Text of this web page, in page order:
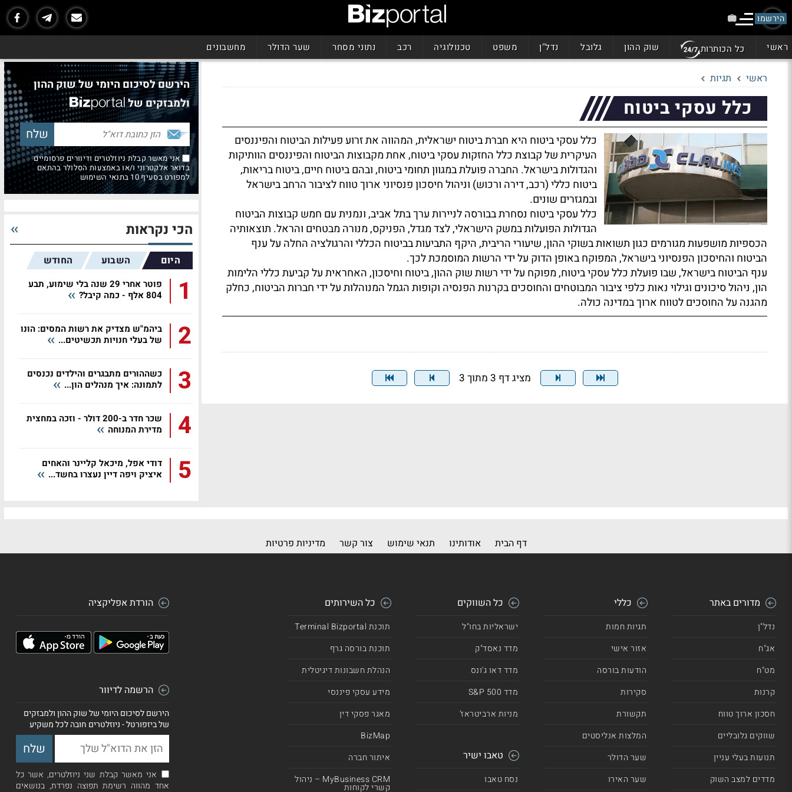
הירשמו
ראשי כל הכותרות שוק ההון גלובל נדל"ן משפט טכנולוגיה רכב נתוני מסחר שער הדולר מחשבונים
ראשי תגיות
כלל עסקי ביטוח
כלל עסקי ביטוח היא חברת ביטוח ישראלית, המהווה את זרוע פעילות הביטוח והפיננסים
העיקרית של קבוצת כלל החזקות עסקי ביטוח, אחת מקבוצות הביטוח והפיננסים הוותיקות
והגדולות בישראל. החברה פועלת במגוון תחומי ביטוח, ובהם ביטוח חיים, ביטוח בריאות,
ביטוח כללי (רכב, דירה ורכוש) וניהול חיסכון פנסיוני ארוך טווח לציבור הרחב בישראל
ובמגזרים שונים.
כלל עסקי ביטוח נסחרת בבורסה לניירות ערך בתל אביב, ונמנית עם חמש קבוצות הביטוח
הגדולות הפועלות במשק הישראלי, לצד מגדל, הפניקס, מנורה מבטחים והראל. תוצאותיה
הכספיות מושפעות מגורמים כגון תשואות בשוקי ההון, שיעורי הריבית, היקף התביעות בביטוח הכללי והרגולציה החלה על ענף
הביטוח והחיסכון הפנסיוני בישראל, המפוקח באופן הדוק על ידי הרשות המוסמכת לכך.
ענף הביטוח בישראל, שבו פועלת כלל עסקי ביטוח, מפוקח על ידי רשות שוק ההון, ביטוח וחיסכון, האחראית על קביעת כללי הלימות
הון, ניהול סיכונים וגילוי נאות כלפי ציבור המבוטחים והחוסכים בקרנות הפנסיה וקופות הגמל המנוהלות על ידי חברות הביטוח, כחלק
מהגנה על החוסכים לטווח ארוך במדינה כולה.
מציג דף 3 מתוך 3
הירשם לסיכום היומי של שוק ההון
ולמבזקים של
אני מאשר קבלת ניוזלטרים ודיוורים פרסומיים
בדואר אלקטרוני ו/או באמצעות הסלולר בהתאם
למפורט בסעיף 10 בתנאי השימוש
הכי נקראות
היום השבוע החודש
1
פוטר אחרי 29 שנה בלי שימוע, תבע
804 אלף - כמה קיבל?
2
ביהמ"ש מצדיק את רשות המסים: הונו
של בעלי חנויות תכשיטים...
3
כשההורים מתבגרים והילדים נכנסים
לתמונה: איך מנהלים הון...
4
שכר חדר ב-200 דולר - וזכה במחצית
מדירת המנוחה
5
דודי אפל, מיכאל קליינר והאחים
איציק ויפה דיין נעצרו בחשד...
דף הבית אודותינו תנאי שימוש צור קשר מדיניות פרטיות
מדורים באתר
נדל"ן
אג"ח
מט"ח
קרנות
חסכון ארוך טווח
שווקים גלובליים
תנועות בעלי עניין
מדדים למצב השוק
כללי
תגיות חמות
אזור אישי
הודעות בורסה
סקירות
תקשורת
המלצות אנליסטים
שער הדולר
שער האירו
כל השווקים
ישראליות בחו"ל
מדד נאסד"ק
מדד דאו ג'ונס
מדד 500 S&P
מניות ארביטראז'
טאבו ישיר
נסח טאבו
כל השירותים
תוכנת Terminal Bizportal
תוכנת בורסה גרף
הנהלת חשבונות דיגיטלית
מידע עסקי פיננסי
מאגר פסקי דין
BizMap
איתור חברה
MyBusiness CRM – ניהול
קשרי לקוחות
הורדת אפליקציה
הרשמה לדיוור
הירשם לסיכום היומי של שוק ההון ולמבזקים
של ביזפורטל - ניוזלטרים חובה לכל משקיע
אני מאשר קבלת שני ניוזלטרים, אשר כל
אחד מהווה רשימת תפוצה נפרדת, בנושאים